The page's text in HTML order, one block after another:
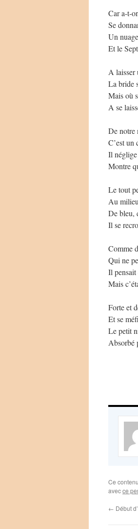
Car a-t-
Se
Un
Et le
A laisser
La bride
Mais où
A se
De notre
C’est un
Il
Montre
Le tout
Au
De bleu,
Il se
Comme
Qui ne
Il
Mais
Forte et
Et se
Le petit
Absorbé
Ce
avecce
← Début